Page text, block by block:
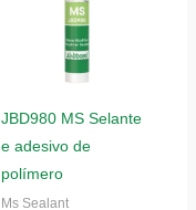
JBD980 MS Selante
e adesivo de
polímero
Ms Sealant